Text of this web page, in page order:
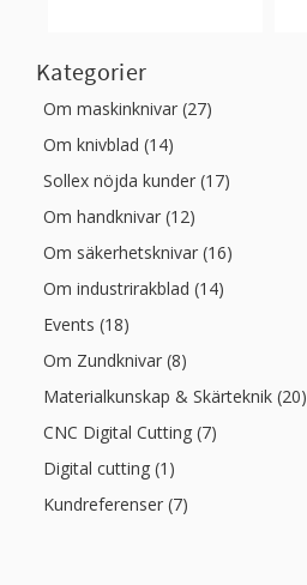
Kategorier
Om maskinknivar (27)
Om knivblad (14)
Sollex nöjda kunder (17)
Om handknivar (12)
Om säkerhetsknivar (16)
Om industrirakblad (14)
Events (18)
Om Zundknivar (8)
Materialkunskap & Skärteknik (20)
CNC Digital Cutting (7)
Digital cutting (1)
Kundreferenser (7)